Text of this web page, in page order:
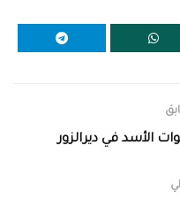
الأسد في ديرالزور